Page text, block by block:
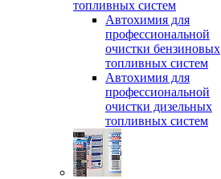
топливных систем
Автохимия для
профессиональной
очистки бензиновых
топливных систем
Автохимия для
профессиональной
очистки дизельных
топливных систем